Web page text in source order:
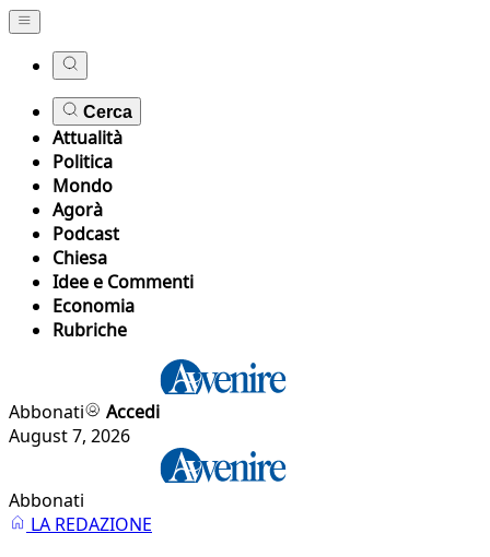
Cerca
Attualità
Politica
Mondo
Agorà
Podcast
Chiesa
Idee e Commenti
Economia
Rubriche
Abbonati
Accedi
August 7, 2026
Abbonati
LA REDAZIONE